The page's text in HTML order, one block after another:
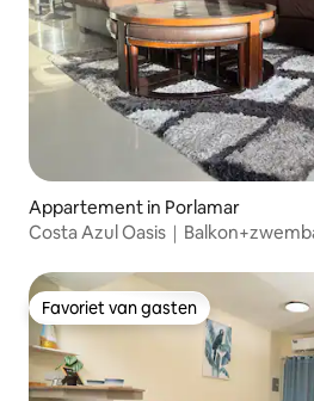
Appartement in Porlamar
Costa Azul Oasis｜
Favoriet van gasten
Favoriet van gasten